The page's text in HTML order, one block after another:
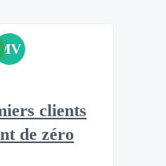
MV
clients
de zéro